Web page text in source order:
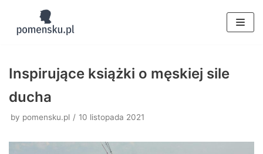
Skocz
Inspirujące książki o męskiej sile
ducha
by pomensku.pl 10 listopada 2021